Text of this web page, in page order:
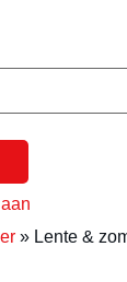
» Lente &